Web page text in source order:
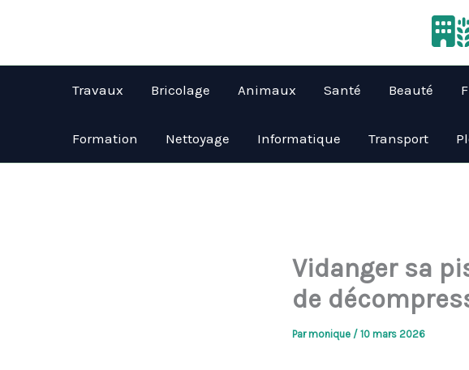
Travaux Bricolage Animaux Santé Beauté
Formation Nettoyage Informatique Transport
Vidanger sa
de
Parmonique / 10 mars 2026